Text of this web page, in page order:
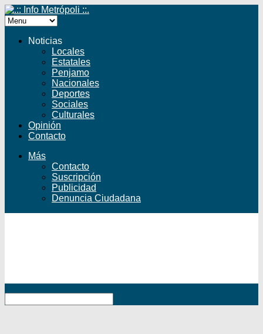
Noticias
Locales
Estatales
Penjamo
Nacionales
Deportes
Sociales
Culturales
Opinión
Contacto
Más
Contacto
Suscripción
Publicidad
Denuncia Ciudadana